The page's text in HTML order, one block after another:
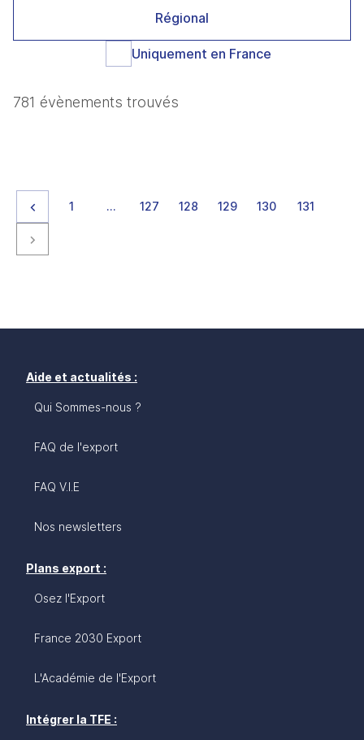
Régional
Uniquement en France
781 évènements trouvés
Page précédente
page
1 … page
127 page
128 page
129 page
130 page
131
Aide et actualités :
Qui Sommes-nous ?
FAQ de l'export
FAQ V.I.E
Nos newsletters
Plans export :
Osez l'Export
France 2030 Export
L'Académie de l'Export
Intégrer la TFE :